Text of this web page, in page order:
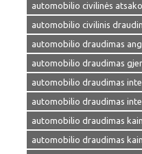
automobilio civilinės
automobilio civilinis
automobilio draudimas
automobilio draudimas
automobilio draudimas
automobilio draudimas
automobilio draudimas
automobilio draudimas